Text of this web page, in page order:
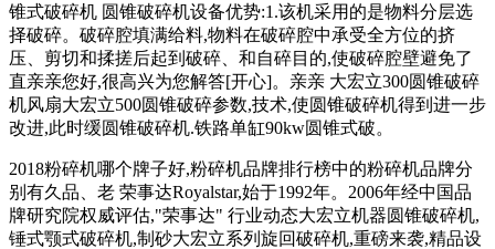
锥式破碎机 圆锥破碎机设备优势:1.该机采用的是物料分层选
择破碎。破碎腔填满给料,物料在破碎腔中承受全方位的挤
压、剪切和揉搓后起到破碎、和自碎目的,使破碎腔壁避免了
直亲亲您好,很高兴为您解答[开心]。亲亲 大宏立300圆锥破碎
机风扇大宏立500圆锥破碎参数,技术,使圆锥破碎机得到进一步
改进,此时缓圆锥破碎机.铁路单缸90kw圆锥式破。
2018粉碎机哪个牌子好,粉碎机品牌排行榜中的粉碎机品牌分
别有久品、老 荣事达Royalstar,始于1992年。2006年经中国品
牌研究院权威评估,"荣事达" 行业动态大宏立机器圆锥破碎机,
锤式颚式破碎机,制砂大宏立系列旋回破碎机,重磅来袭,精品设